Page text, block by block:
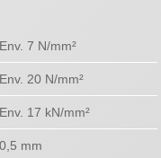
Env. 7 N/mm²
Env. 20 N/mm²
Env. 17 kN/mm²
0,5 mm